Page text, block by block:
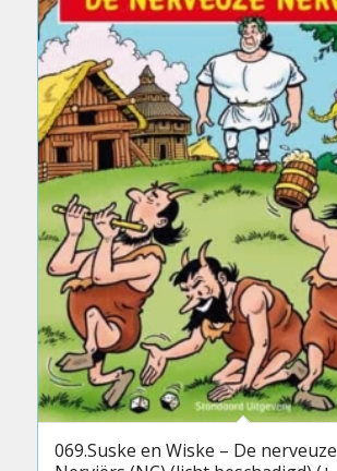
069.Suske en Wiske – De nerveuze